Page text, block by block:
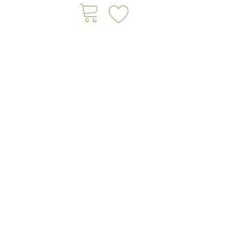
Mikado spil i eukalyptustræ -
XL 80 cm.